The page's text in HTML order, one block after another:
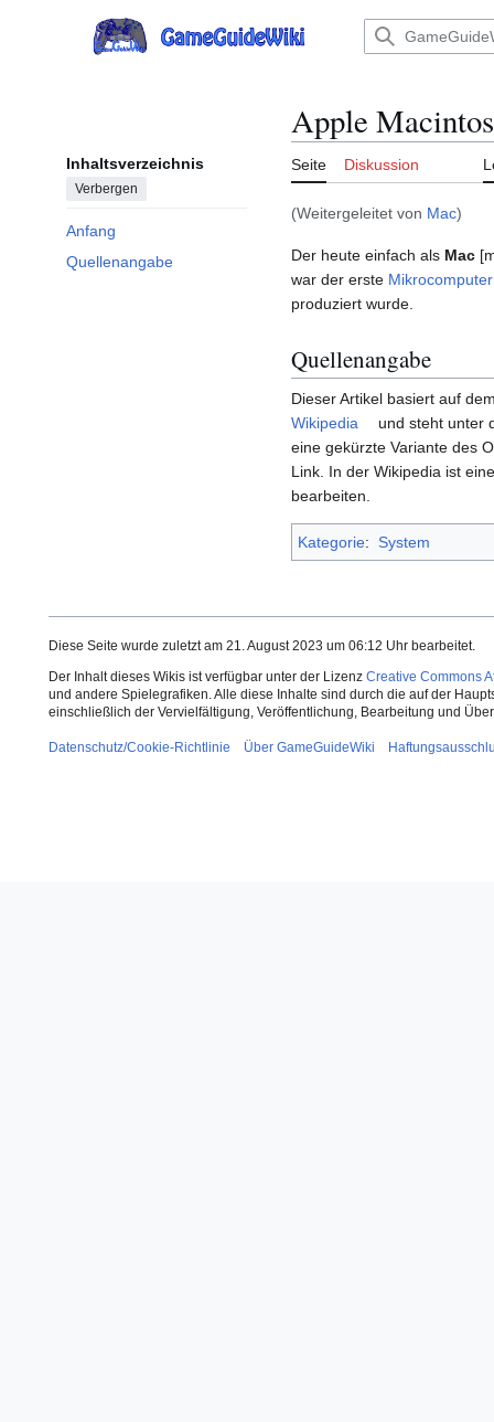
Hauptmenü
Inhaltsverzeichnis
Verbergen
Anfang
Quellenangabe
Apple
Seite Diskussion
(Weitergeleitet von Mac)
Der heute einfach als Mac
war der erste Mikrocomputer
produziert wurde.
Quellenangabe
Dieser Artikel basiert auf
Wikipedia
und steht unter
eine gekürzte Variante des
Link. In der Wikipedia ist
bearbeiten.
Kategorie: System
Diese Seite wurde zuletzt am 21. August 2023 um 06:12 Uhr bearbeitet.
Der Inhalt dieses Wikis ist verfügbar unter der Lizenz Creative Commons
und andere Spielegrafiken. Alle diese Inhalte sind durch die auf der
einschließlich der Vervielfältigung, Veröffentlichung, Bearbeitung und
Datenschutz/Cookie-Richtlinie Über GameGuideWiki